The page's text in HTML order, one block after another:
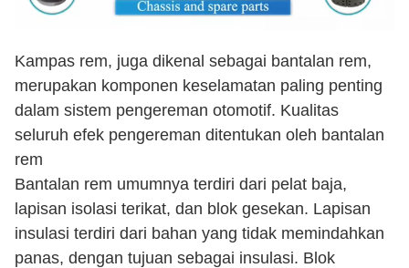
Kampas rem, juga dikenal sebagai bantalan rem,
merupakan komponen keselamatan paling penting
dalam sistem pengereman otomotif. Kualitas
seluruh efek pengereman ditentukan oleh bantalan
rem
Bantalan rem umumnya terdiri dari pelat baja,
lapisan isolasi terikat, dan blok gesekan. Lapisan
insulasi terdiri dari bahan yang tidak memindahkan
panas, dengan tujuan sebagai insulasi. Blok